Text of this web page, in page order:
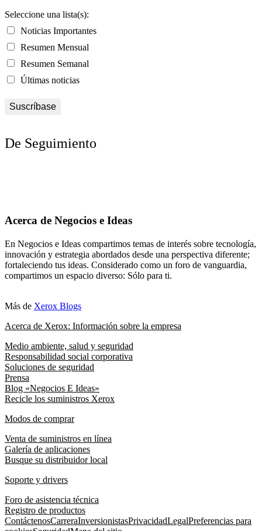
Seleccione una lista(s):
Noticias Importantes
Resumen Mensual
Resumen Semanal
Últimas noticias
De Seguimiento
Acerca de Negocios e Ideas
En Negocios e Ideas compartimos temas de interés sobre tecnología,
innovación y estrategia abordados desde una perspectiva diferente;
fortaleciendo tus ideas. Considerado como un foro de vanguardia,
compartimos un espacio diverso: Sólo para ti.
Más de Xerox Blogs
Acerca de Xerox: Información sobre la empresa
Medio ambiente, salud y seguridad
Responsabilidad social corporativa
Soluciones de seguridad
Prensa
Blog «Negocios E Ideas»
Recicle los suministros Xerox
Modos de comprar
Venta de suministros en línea
Galería de aplicaciones
Busque su distribuidor local
Soporte y drivers
Foro de asistencia técnica
Registro de productos
ContáctenosCarreraInversionistasPrivacidadLegalPreferencias para